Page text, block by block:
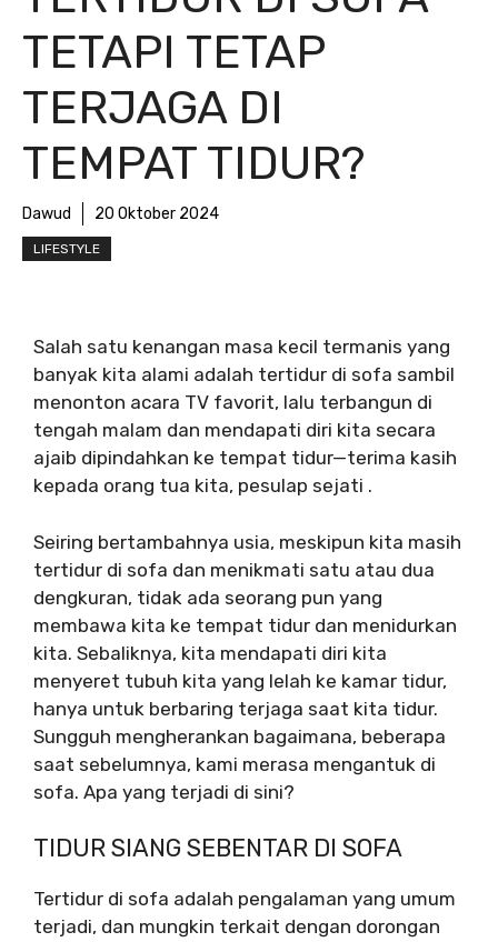
TETAPI TETAP
TERJAGA DI
TEMPAT TIDUR?
Dawud 20 Oktober 2024
LIFESTYLE
Salah satu kenangan masa kecil termanis yang
banyak kita alami adalah tertidur di sofa sambil
menonton acara TV favorit, lalu terbangun di
tengah malam dan mendapati diri kita secara
ajaib dipindahkan ke tempat tidur—terima kasih
kepada orang tua kita, pesulap sejati .
Seiring bertambahnya usia, meskipun kita masih
tertidur di sofa dan menikmati satu atau dua
dengkuran, tidak ada seorang pun yang
membawa kita ke tempat tidur dan menidurkan
kita. Sebaliknya, kita mendapati diri kita
menyeret tubuh kita yang lelah ke kamar tidur,
hanya untuk berbaring terjaga saat kita tidur.
Sungguh mengherankan bagaimana, beberapa
saat sebelumnya, kami merasa mengantuk di
sofa. Apa yang terjadi di sini?
TIDUR SIANG SEBENTAR DI SOFA
Tertidur di sofa adalah pengalaman yang umum
terjadi, dan mungkin terkait dengan dorongan